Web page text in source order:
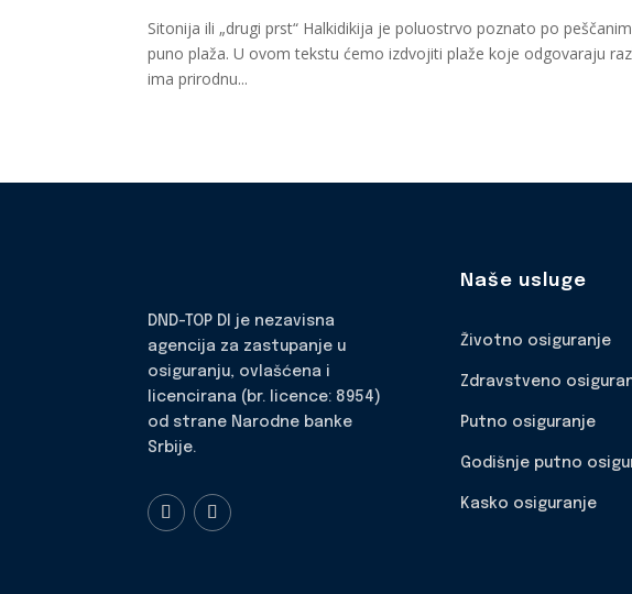
Sitonija ili „drugi prst“ Halkidikija je poluostrvo poznato po
puno plaža. U ovom tekstu ćemo izdvojiti plaže koje odgovaraju
ima prirodnu...
DND-TOP DI je nezavisna
agencija za zastupanje u
osiguranju, ovlašćena i
licencirana (br. licence: 8954)
od strane Narodne banke
Srbije.
Naše usluge
Životno osiguranje
Zdravstveno
Putno osiguranje
Godišnje putno
Kasko osiguranje